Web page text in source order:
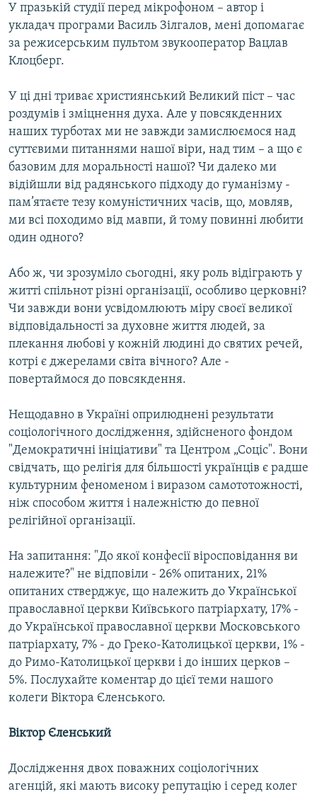
РУС
УКР
КТАТ
ДОЛУЧАЙСЯ!
Усі сайти RFE/RL
У празькій студії перед мікрофоном – автор і
укладач програми Василь Зілгалов, мені допомагає
за режисерським пультом звукооператор Вацлав
Клоцберг.
У ці дні триває християнський Великий піст – час
роздумів і зміцнення духа. Але у повсякденних
наших турботах ми не завжди замислюємося над
суттєвими питаннями нашої віри, над тим – а що є
базовим для моральності нашої? Чи далеко ми
відійшли від радянського підходу до гуманізму -
пам’ятаєте тезу комуністичних часів, що, мовляв,
ми всі походимо від мавпи, й тому повинні любити
один одного?
Або ж, чи зрозуміло сьогодні, яку роль відіграють у
житті спільнот різні організації, особливо церковні?
Чи завжди вони усвідомлюють міру своєї великої
відповідальності за духовне життя людей, за
плекання любові у кожній людині до святих речей,
котрі є джерелами світа вічного? Але -
повертаймося до повсякдення.
Нещодавно в Україні оприлюднені результати
соціологічного дослідження, здійсненого фондом
"Демократичні ініціативи" та Центром „Соціс". Вони
свідчать, що релігія для більшості українців є радше
культурним феноменом і виразом самототожності,
ніж способом життя і належністю до певної
релігійної організації.
На запитання: "До якої конфесії віросповідання ви
належите?" не відповіли - 26% опитаних, 21%
опитаних стверджує, що належить до Української
православної церкви Київського патріархату, 17% -
до Української православної церкви Московського
патріархату, 7% - до Греко-Католицької церкви, 1% -
до Римо-Католицької церкви і до інших церков –
5%. Послухайте коментар до цієї теми нашого
колеги Віктора Єленського.
Віктор Єленський
Дослідження двох поважних соціологічних
агенцій, які мають високу репутацію і серед колег